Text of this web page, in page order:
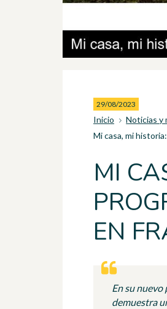
29/08/2023
Inicio
Noticias y
Mi casa, mi
MI
EN
En su nuevo
demuestra